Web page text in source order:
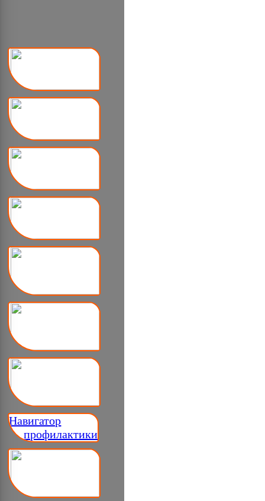
Навигатор
__ профилактики